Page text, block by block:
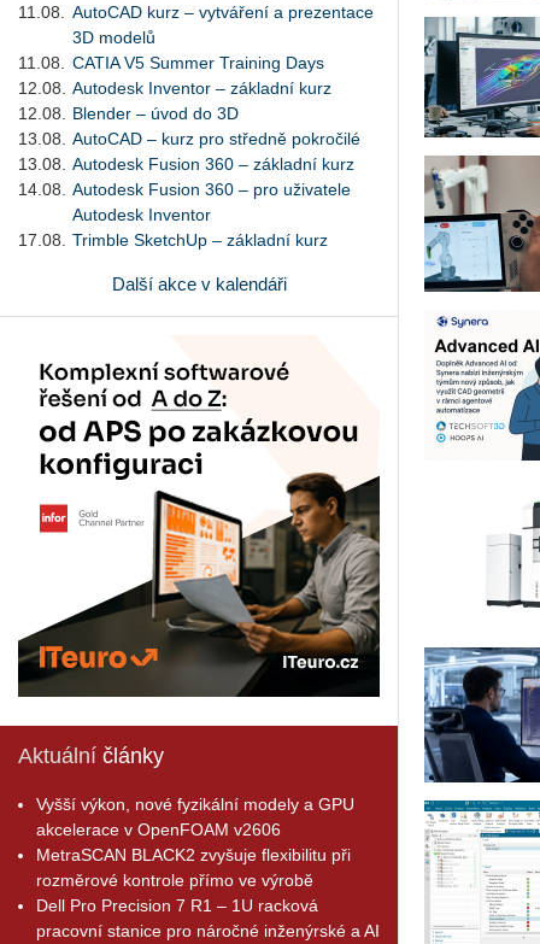
11.08.
AutoCAD kurz – vytváření a prezentace
3D modelů
11.08.
CATIA V5 Summer Training Days
12.08.
Autodesk Inventor – základní kurz
12.08.
Blender – úvod do 3D
13.08.
AutoCAD – kurz pro středně pokročilé
13.08.
Autodesk Fusion 360 – základní kurz
14.08.
Autodesk Fusion 360 – pro uživatele
Autodesk Inventor
17.08.
Trimble SketchUp – základní kurz
Další akce v kalendáři
Aktuální články
Vyšší výkon, nové fyzikální modely a GPU
akcelerace v OpenFOAM v2606
MetraSCAN BLACK2 zvyšuje flexibilitu při
rozměrové kontrole přímo ve výrobě
Dell Pro Precision 7 R1 – 1U racková
pracovní stanice pro náročné inženýrské a AI